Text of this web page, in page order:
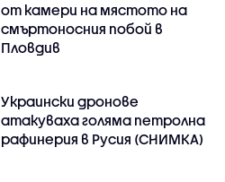
от камери на мястото на
смъртоносния побой в
Пловдив
Украински дронове
атакуваха голяма петролна
рафинерия в Русия (СНИМКА)